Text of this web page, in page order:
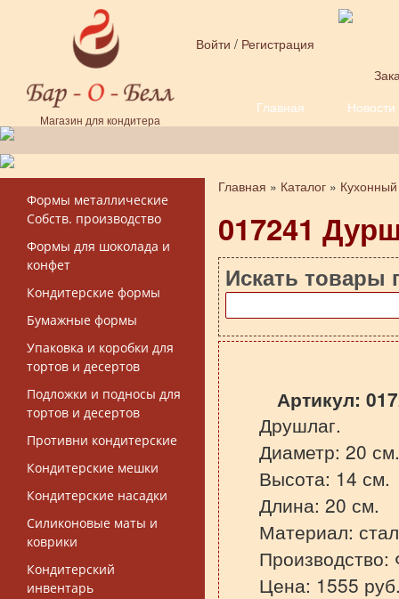
Перейти к основному содержанию
Магазин для кондитера
Войти / Регистрация
Главная
Новости
Форма поиска
Формы металлические
Собств. производство
Формы для шоколада и
конфет
Кондитерские формы
Бумажные формы
Упаковка и коробки для
тортов и десертов
Подложки и подносы для
тортов и десертов
Противни кондитерские
Кондитерские мешки
Кондитерские насадки
Силиконовые маты и
коврики
Кондитерский
инвентарь
Вы здесь
Главная » Каталог »
017241
Искать товары
Артикул:
Друшлаг.
Диаметр: 20 см.
Высота: 14 см.
Длина: 20 см.
Материал:
Цена: 1555